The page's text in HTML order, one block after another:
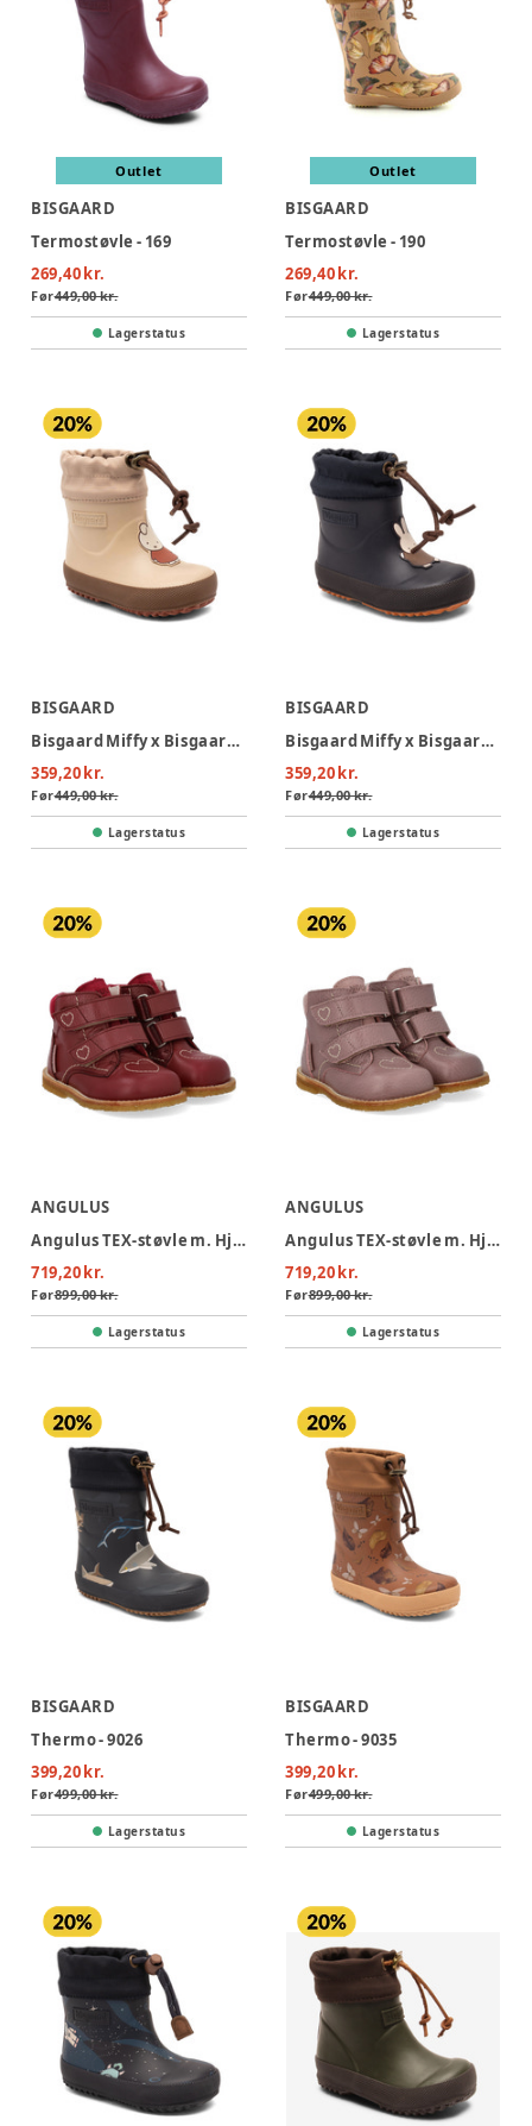
Outlet
BISGAARD
Termostøvle - 169
269,40 kr.
Før449,00 kr.
Lagerstatus
Outlet
BISGAARD
Termostøvle - 190
269,40 kr.
Før449,00 kr.
Lagerstatus
BISGAARD
Bisgaard Miffy x Bisgaard Termostøvle - Cream
359,20 kr.
Før449,00 kr.
Lagerstatus
BISGAARD
Bisgaard Miffy x Bisgaard Termostøvle - Dark Navy
359,20 kr.
Før449,00 kr.
Lagerstatus
ANGULUS
Angulus TEX-støvle m. Hjerter - Berry
719,20 kr.
Før899,00 kr.
Lagerstatus
ANGULUS
Angulus TEX-støvle m. Hjerter - Faded Rose
719,20 kr.
Før899,00 kr.
Lagerstatus
BISGAARD
Thermo - 9026
399,20 kr.
Før499,00 kr.
Lagerstatus
BISGAARD
Thermo - 9035
399,20 kr.
Før499,00 kr.
Lagerstatus